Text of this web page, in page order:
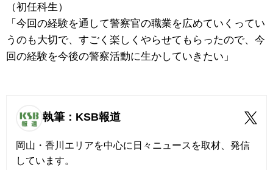
（初任科生）
「今回の経験を通して警察官の職業を広めていくってい
うのも大切で、すごく楽しくやらせてもらったので、今
回の経験を今後の警察活動に生かしていきたい」
執筆：KSB報道
岡山・香川エリアを中心に日々ニュースを取材、発信
しています。